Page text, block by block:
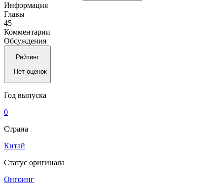
Информация
Главы
45
Комментарии
Обсуждения
Рейтинг
-- Нет оценок
Год выпуска
0
Страна
Китай
Статус оригинала
Онгоинг